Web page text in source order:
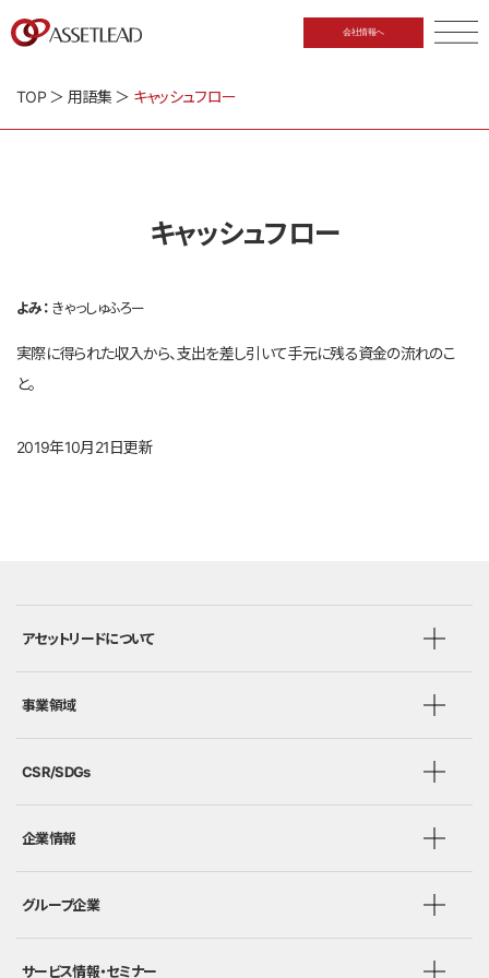
会社情報へ
TOP＞ 用語集＞ キャッシュフロー
キャッシュフロー
よみ： きゃっしゅふろー
実際に得られた収入から、支出を差し引いて手元に残る資金の流れのこ
と。
2019年10月21日更新
アセットリードについて
事業領域
CSR/SDGs
企業情報
グループ企業
サービス情報・セミナー